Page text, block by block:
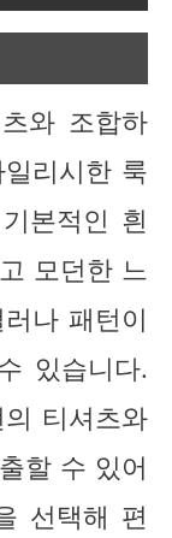
와 조합하
리시한 룩
본적인 흰
모던한 느
나 패턴이
있습니다.
티셔츠와
할 수 있어
선택해 편